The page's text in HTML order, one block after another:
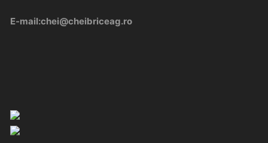
E-mail:chei@cheibriceag.ro